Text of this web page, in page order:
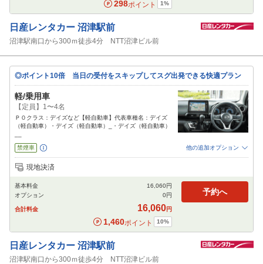
298ポイント 1%
日産レンタカー 沼津駅前
沼津駅南口から300ｍ徒歩4分 NTT沼津ビル前
◎ポイント10倍 当日の受付をスキップしてスグ出発できる快適プラン
軽/乗用車
【定員】1〜4名
Ｐ０クラス：デイズなど【軽自動車】代表車種名：デイズ
（軽自動車）・デイズ（軽自動車）_・デイズ（軽自動車）
禁煙車 他の追加オプション
追加可能オプション
カーナビ
現地決済
基本料金 16,060円
オプション
0円
合計料金 16,060円
1,460ポイント 10%
予約へ
日産レンタカー 沼津駅前
沼津駅南口から300ｍ徒歩4分 NTT沼津ビル前